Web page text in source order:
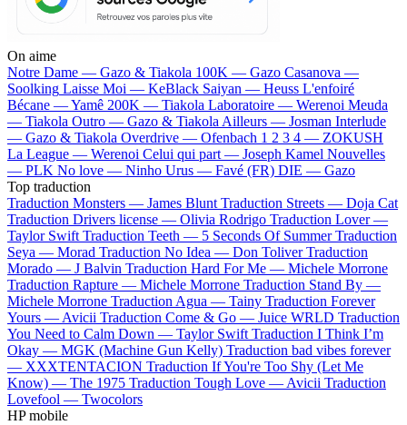
On aime
Notre Dame — Gazo & Tiakola 100K — Gazo Casanova —
Soolking Laisse Moi — KeBlack Saiyan — Heuss L'enfoiré
Bécane —Yamê 200K — Tiakola Laboratoire — Werenoi Meuda
— Tiakola Outro — Gazo & TiakolaAilleurs — Josman Interlude
— Gazo & Tiakola Overdrive — Ofenbach 1 2 3 4 — ZOKUSH
La League — Werenoi Celui qui part — Joseph Kamel Nouvelles
— PLK No love — Ninho Urus — Favé (FR) DIE — Gazo
Top traduction
Traduction Monsters — James Blunt Traduction Streets — Doja Cat
Traduction Drivers license — Olivia Rodrigo Traduction Lover —
Taylor Swift Traduction Teeth — 5 Seconds Of Summer Traduction
Seya — Morad Traduction No Idea — Don Toliver Traduction
Morado — J Balvin Traduction Hard For Me — Michele Morrone
Traduction Rapture — Michele Morrone Traduction Stand By —
Michele Morrone Traduction Agua — Tainy Traduction Forever
Yours —Avicii Traduction Come & Go — Juice WRLD Traduction
You Need to Calm Down — Taylor Swift Traduction I Think I’m
Okay — MGK (Machine Gun Kelly) Traduction bad vibes forever
— XXXTENTACION Traduction If You're Too Shy (Let Me
Know) — The 1975 Traduction Tough Love —Avicii Traduction
Lovefool — Twocolors
HP mobile